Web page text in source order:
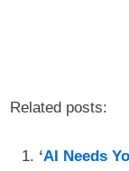
Related posts:
‘AI Needs